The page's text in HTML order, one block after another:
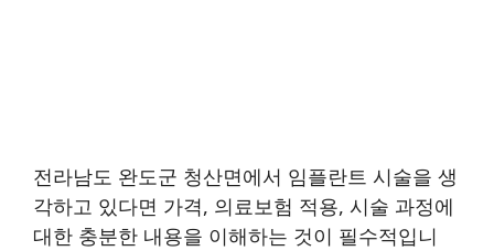
전라남도 완도군 청산면에서 임플란트 시술을 생
각하고 있다면 가격, 의료보험 적용, 시술 과정에
대한 충분한 내용을 이해하는 것이 필수적입니